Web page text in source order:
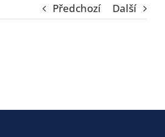
Předchozí Další